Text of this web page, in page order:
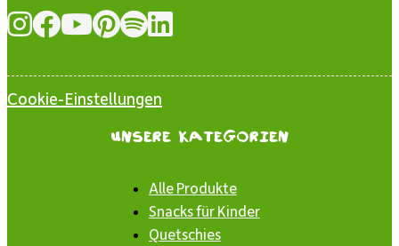
Cookie-Einstellungen
Unsere Kategorien
Alle Produkte
Snacks für Kinder
Quetschies